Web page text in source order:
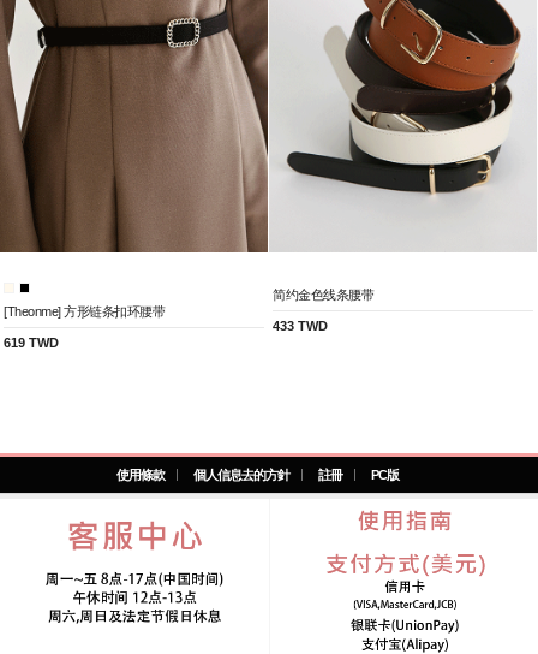
[Theonme] 方形链条扣环腰带
619 TWD
简约金色线条腰带
433 TWD
使用條款 個人信息去的方針 註冊 PC版